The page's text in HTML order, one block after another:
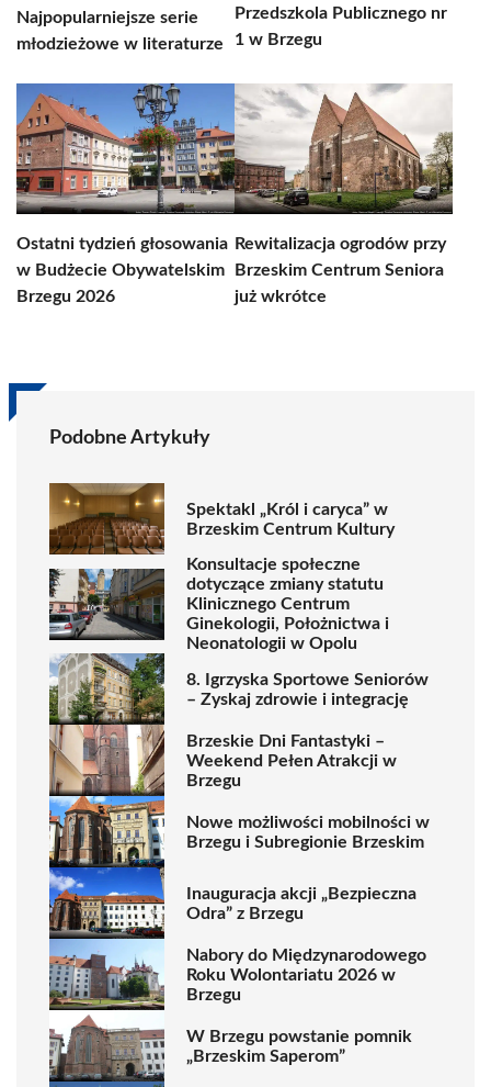
Najpopularniejsze serie
młodzieżowe w literaturze
Przedszkola Publicznego nr
1 w Brzegu
Ostatni tydzień głosowania
w Budżecie Obywatelskim
Brzegu 2026
Rewitalizacja ogrodów przy
Brzeskim Centrum Seniora
już wkrótce
Podobne Artykuły
Spektakl „Król i caryca” w
Brzeskim Centrum Kultury
Konsultacje społeczne
dotyczące zmiany statutu
Klinicznego Centrum
Ginekologii, Położnictwa i
Neonatologii w Opolu
8. Igrzyska Sportowe Seniorów
– Zyskaj zdrowie i integrację
Brzeskie Dni Fantastyki –
Weekend Pełen Atrakcji w
Brzegu
Nowe możliwości mobilności w
Brzegu i Subregionie Brzeskim
Inauguracja akcji „Bezpieczna
Odra” z Brzegu
Nabory do Międzynarodowego
Roku Wolontariatu 2026 w
Brzegu
W Brzegu powstanie pomnik
„Brzeskim Saperom”